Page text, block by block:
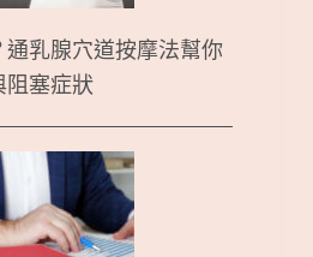
乳腺穴道按摩法幫你
塞症狀